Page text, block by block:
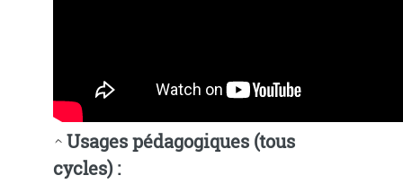
Usages pédagogiques (tous
cycles) :